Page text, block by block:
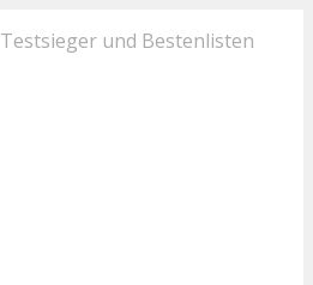
Testsieger und Bestenlisten